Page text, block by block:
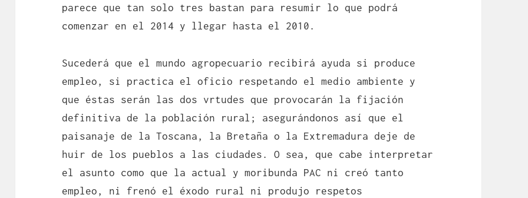
parece que tan solo tres bastan para resumir lo que podrá
comenzar en el 2014 y llegar hasta el 2010.
Sucederá que el mundo agropecuario recibirá ayuda si produce
empleo, si practica el oficio respetando el medio ambiente y
que éstas serán las dos vrtudes que provocarán la fijación
definitiva de la población rural; asegurándonos así que el
paisanaje de la Toscana, la Bretaña o la Extremadura deje de
huir de los pueblos a las ciudades. O sea, que cabe interpretar
el asunto como que la actual y moribunda PAC ni creó tanto
empleo, ni frenó el éxodo rural ni produjo respetos